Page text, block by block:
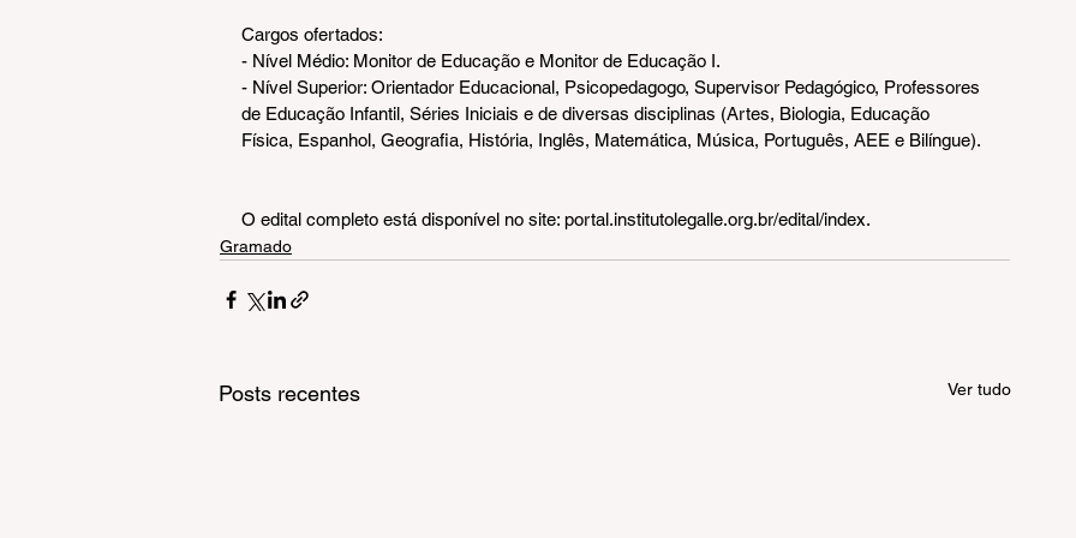
Cargos ofertados:
- Nível Médio: Monitor de Educação e Monitor de Educação I.
- Nível Superior: Orientador Educacional, Psicopedagogo, Supervisor Pedagógico, Professores
de Educação Infantil, Séries Iniciais e de diversas disciplinas (Artes, Biologia, Educação
Física, Espanhol, Geografia, História, Inglês, Matemática, Música, Português, AEE e Bilíngue).
O edital completo está disponível no site: portal.institutolegalle.org.br/edital/index.
Gramado
Posts recentes Ver tudo